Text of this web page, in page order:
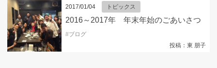
2017/01/04 トピックス
2016～2017年 年末年始のごあいさつ
#ブログ
投稿：東 朋子